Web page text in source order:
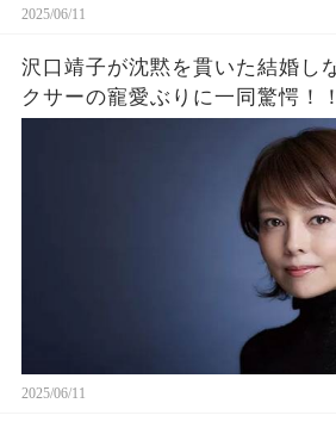
2025/06/11
沢口靖子が沈黙を貫いた結婚し
クサーの寵愛ぶりに一同驚愕！！
2025/06/11